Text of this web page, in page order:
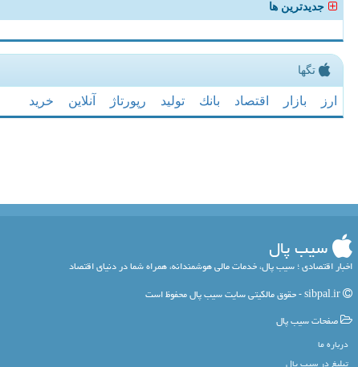
جدیدترین ها
تگها
ارز بازار اقتصاد بانك تولید رپورتاژ آنلاین خرید
سیب پال
اخبار اقتصادی ؛ سیب پال، خدمات مالی هوشمندانه، همراه شما در دنیای اقتصاد
صفحات سیب پال
درباره ما
تبلیغ در سیب پال